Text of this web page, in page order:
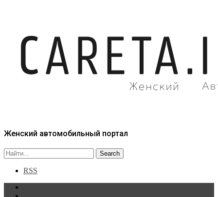
Женский автомобильный портал
RSS